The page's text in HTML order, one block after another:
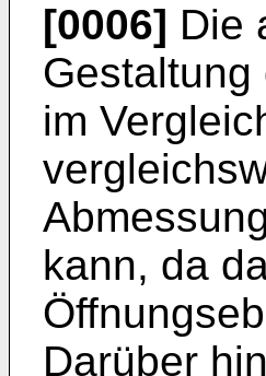
[0006] Die
im
kann, da
Darüber